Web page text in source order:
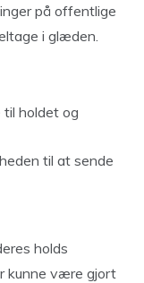
på offentlige
i glæden.
holdet og
til at sende
holds
kunne være gjort